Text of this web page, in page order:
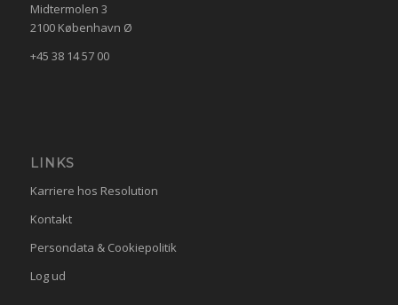
Midtermolen 3
2100 København Ø
+45 38 14 57 00
LINKS
Karriere hos Resolution
Kontakt
Persondata & Cookiepolitik
Log ud